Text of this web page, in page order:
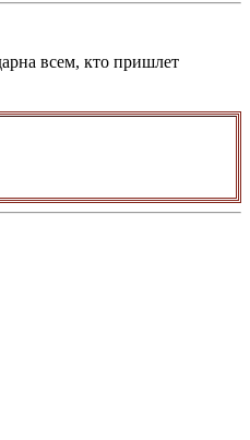
всем, кто пришлет